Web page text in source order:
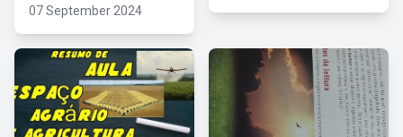
07 September 2024